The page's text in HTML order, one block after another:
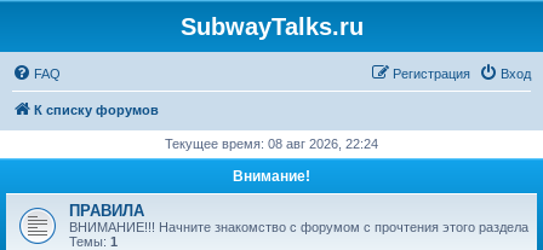
SubwayTalks.ru
FAQ Вход
Регистрация
К списку форумов
Текущее время: 08 авг 2026, 22:24
Внимание!
ПРАВИЛА
ВНИМАНИЕ!!! Начните знакомство с форумом с прочтения этого раздела
Темы: 1